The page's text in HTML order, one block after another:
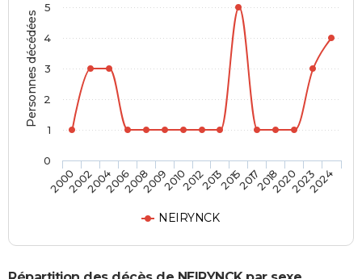
Personnes décédées
NEIRYNCK
200020022004200620082009201020122013201520172018202020232024
0
1
2
3
4
5